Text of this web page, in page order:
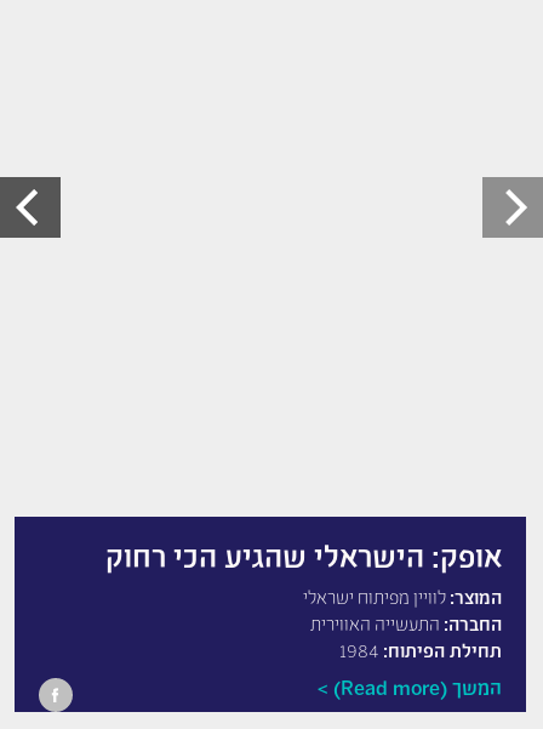
אופק: הישראלי שהגיע הכי רחוק
המוצר: לוויין מפיתוח ישראלי
החברה: התעשייה האווירית
תחילת הפיתוח:
המשך (Read more)